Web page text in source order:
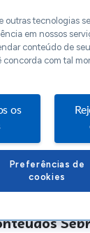
outras tecnologias
em nossos
conteúdo de
concorda com tal
os
Preferências de
cookies